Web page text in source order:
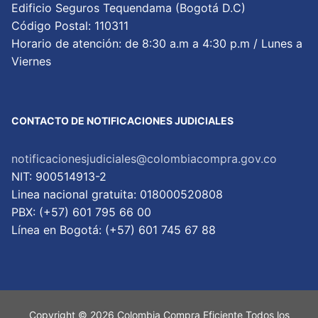
Edificio Seguros Tequendama (Bogotá D.C)
Código Postal: 110311
Horario de atención: de 8:30 a.m a 4:30 p.m / Lunes a
Viernes
CONTACTO DE NOTIFICACIONES JUDICIALES
notificacionesjudiciales@colombiacompra.gov.co
NIT: 900514913-2
Linea nacional gratuita: 018000520808
PBX: (+57) 601 795 66 00
Lí­nea en Bogotá: (+57) 601 745 67 88
Copyright © 2026 Colombia Compra Eficiente Todos los